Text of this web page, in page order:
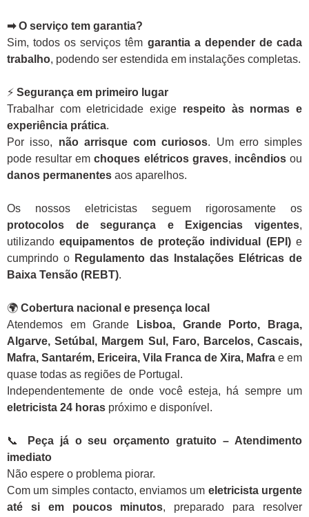
➡ O serviço tem garantia?
Sim, todos os serviços têm garantia a depender de cada
trabalho, podendo ser estendida em instalações completas.
⚡ Segurança em primeiro lugar
Trabalhar com eletricidade exige respeito às normas e
experiência prática.
Por isso, não arrisque com curiosos. Um erro simples
pode resultar emchoques elétricos graves, incêndiosou
danos permanentes aos aparelhos.
Os nossos eletricistas seguem rigorosamente os
protocolos de segurança e Exigencias vigentes,
utilizandoequipamentos de proteção individual (EPI)e
cumprindo o Regulamento das Instalações Elétricas de
Baixa Tensão (REBT).
🌍 Cobertura nacional e presença local
Atendemos em Grande
Lisboa, Grande Porto, Braga,
Algarve, Setúbal, Margem Sul, Faro, Barcelos, Cascais,
Mafra, Santarém, Ericeira, Vila Franca de Xira, Mafra e em
quase todas as regiões de Portugal.
Independentemente de onde você esteja, há sempre um
eletricista 24 horas próximo e disponível.
📞
Peça já o seu orçamento gratuito – Atendimento
imediato
Não espere o problema piorar.
Com um simples contacto, enviamos um eletricista urgente
até si em poucos minutos, preparado para resolver